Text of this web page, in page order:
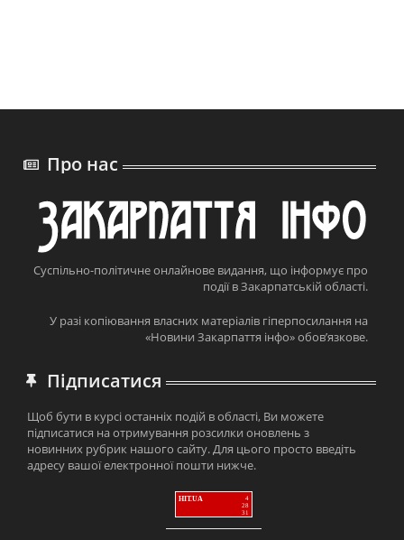
Про нас
Суспільно-політичне онлайнове видання, що інформує про
події в Закарпатській області.
У разі копіювання власних матеріалів гіперпосилання на
«Новини Закарпаття інфо» обов’язкове.
Підписатися
Щоб бути в курсі останніх подій в області, Ви можете
підписатися на отримування розсилки оновлень з
новинних рубрик нашого сайту. Для цього просто введіть
адресу вашої електронної пошти нижче.
HIT.UA
4
28
31